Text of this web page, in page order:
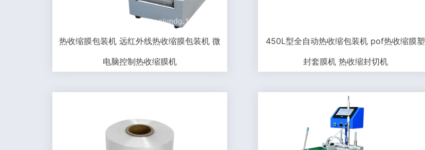
热收缩膜包装机 远红外线热收缩膜包装机 微
电脑控制热收缩膜机
450L型全自动热收缩包装机 pof热收缩膜塑
封套膜机 热收缩封切机